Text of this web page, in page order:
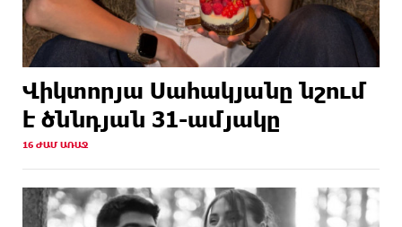
Վիկտորյա Սահակյանը նշում
է ծննդյան 31-ամյակը
16 ԺԱՄ ԱՌԱՋ